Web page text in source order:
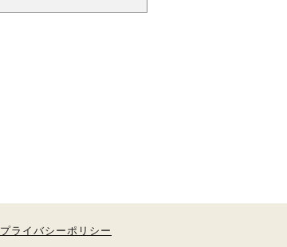
プライバシーポリシー